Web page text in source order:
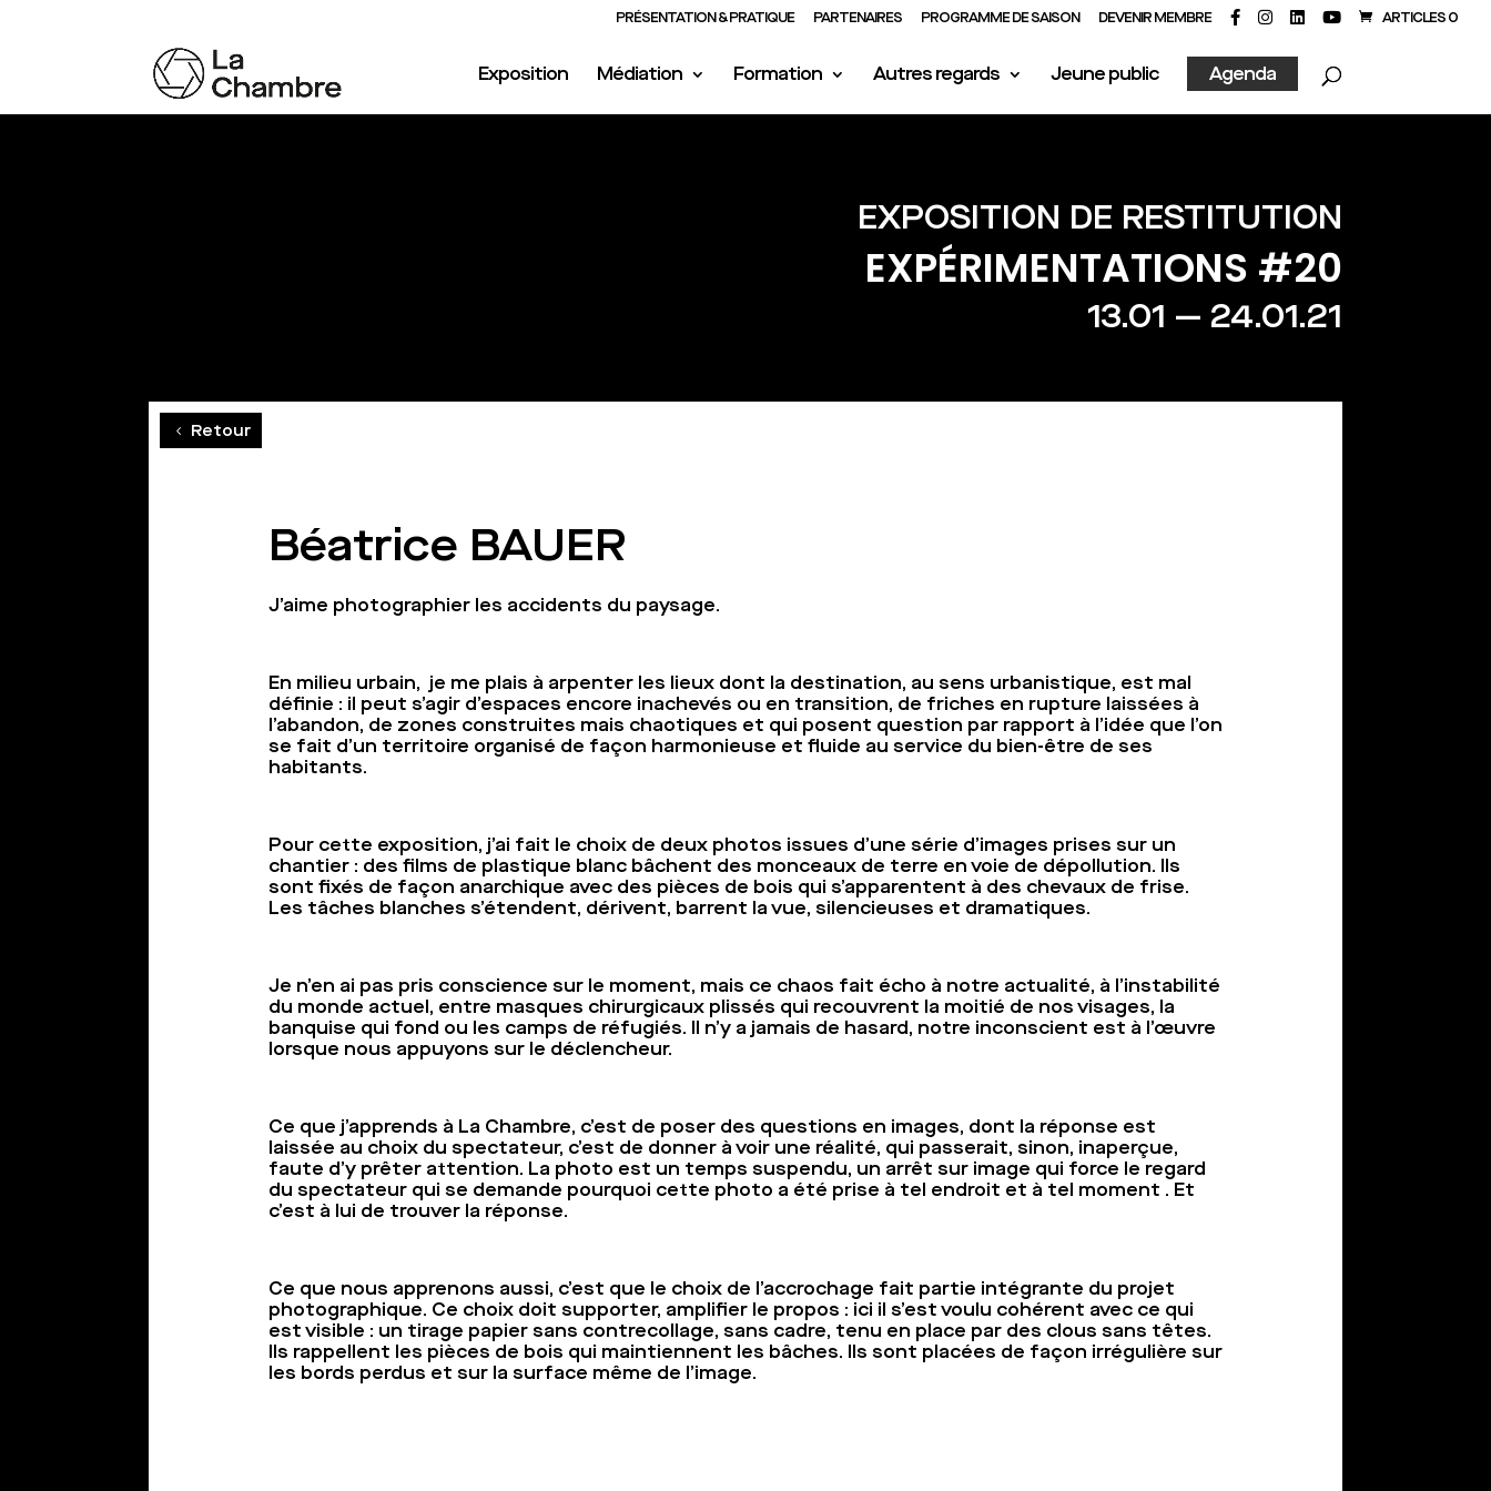
PRÉSENTATION & PRATIQUE PARTENAIRES PROGRAMME DE SAISON DEVENIR MEMBRE ARTICLES 0
Exposition Médiation Formation Autres regards Jeune public Agenda
EXPOSITION DE RESTITUTION
EXPÉRIMENTATIONS #20
13.01 — 24.01.21
Retour
Béatrice BAUER
J’aime photographier les accidents du paysage.
En milieu urbain, je me plais à arpenter les lieux dont la destination, au sens urbanistique, est mal
définie : il peut s’agir d’espaces encore inachevés ou en transition, de friches en rupture laissées à
l’abandon, de zones construites mais chaotiques et qui posent question par rapport à l’idée que l’on
se fait d’un territoire organisé de façon harmonieuse et fluide au service du bien-être de ses
habitants.
Pour cette exposition, j’ai fait le choix de deux photos issues d’une série d’images prises sur un
chantier : des films de plastique blanc bâchent des monceaux de terre en voie de dépollution. Ils
sont fixés de façon anarchique avec des pièces de bois qui s’apparentent à des chevaux de frise.
Les tâches blanches s’étendent, dérivent, barrent la vue, silencieuses et dramatiques.
Je n’en ai pas pris conscience sur le moment, mais ce chaos fait écho à notre actualité, à l’instabilité
du monde actuel, entre masques chirurgicaux plissés qui recouvrent la moitié de nos visages, la
banquise qui fond ou les camps de réfugiés. Il n’y a jamais de hasard, notre inconscient est à l’œuvre
lorsque nous appuyons sur le déclencheur.
Ce que j’apprends à La Chambre, c’est de poser des questions en images, dont la réponse est
laissée au choix du spectateur, c’est de donner à voir une réalité, qui passerait, sinon, inaperçue,
faute d’y prêter attention. La photo est un temps suspendu, un arrêt sur image qui force le regard
du spectateur qui se demande pourquoi cette photo a été prise à tel endroit et à tel moment . Et
c’est à lui de trouver la réponse.
Ce que nous apprenons aussi, c’est que le choix de l’accrochage fait partie intégrante du projet
photographique. Ce choix doit supporter, amplifier le propos : ici il s’est voulu cohérent avec ce qui
est visible : un tirage papier sans contrecollage, sans cadre, tenu en place par des clous sans têtes.
Ils rappellent les pièces de bois qui maintiennent les bâches. Ils sont placées de façon irrégulière sur
les bords perdus et sur la surface même de l’image.